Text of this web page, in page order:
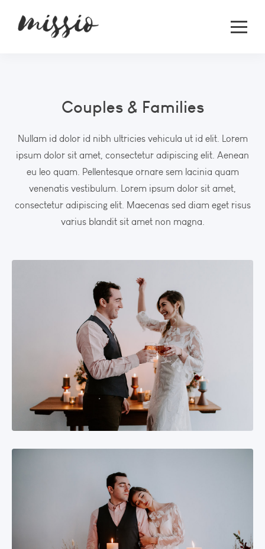
Couples & Families
Nullam id dolor id nibh ultricies vehicula ut id elit. Lorem
ipsum dolor sit amet, consectetur adipiscing elit. Aenean
eu leo quam. Pellentesque ornare sem lacinia quam
venenatis vestibulum. Lorem ipsum dolor sit amet,
consectetur adipiscing elit. Maecenas sed diam eget risus
varius blandit sit amet non magna.